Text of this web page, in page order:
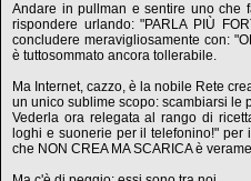
Andare in pullman e sentire uno che
rispondere urlando: "PARLA PIÙ
concludere meravigliosamente con:
è tuttosommato ancora tollerabile.
Ma Internet, cazzo, è la nobile Rete
un unico sublime scopo: scambiarsi le
Vederla ora relegata al rango di
loghi e suonerie per il telefonino!" per
che NON CREA MA SCARICA è